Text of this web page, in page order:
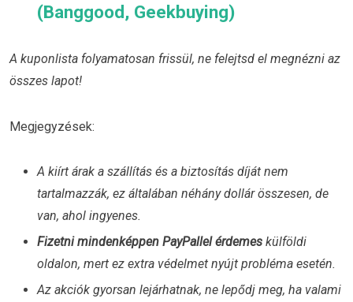
(Banggood, Geekbuying)
A kuponlista folyamatosan frissül, ne felejtsd el megnézni az
összes lapot!
Megjegyzések:
A kiírt árak a szállítás és a biztosítás díját nem
tartalmazzák, ez általában néhány dollár összesen, de
van, ahol ingyenes.
Fizetni mindenképpen PayPallel érdemes külföldi
oldalon, mert ez extra védelmet nyújt probléma esetén.
Az akciók gyorsan lejárhatnak, ne lepődj meg, ha valami